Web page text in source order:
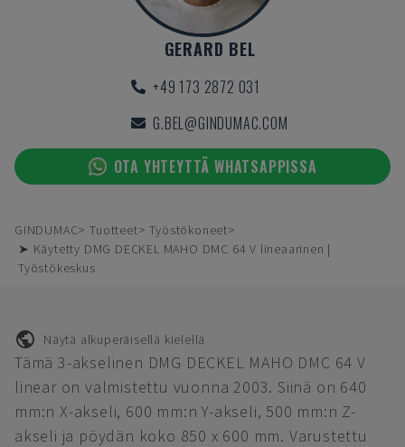
GERARD BEL
+49 173 2872 031
G.BEL@GINDUMAC.COM
OTA YHTEYTTÄ WHATSAPPISSA
GINDUMAC Tuotteet
Työstökoneet
➤ Käytetty DMG DECKEL MAHO DMC 64 V lineaarinen |
Työstökeskus
Näytä alkuperäisellä kielellä
Tämä 3-akselinen DMG DECKEL MAHO DMC 64 V
linear on valmistettu vuonna 2003. Siinä on 640
mm:n X-akseli, 600 mm:n Y-akseli, 500 mm:n Z-
akseli ja pöydän koko 850 x 600 mm. Varustettu